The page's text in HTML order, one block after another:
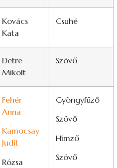
Kovács
Kata
Csuhé
Detre
Mikolt
Szövő
Fehér
Anna
Kamocsay
Judit
Rózsa
Gyöngyfűző
Szövő
Hímző
Szövő